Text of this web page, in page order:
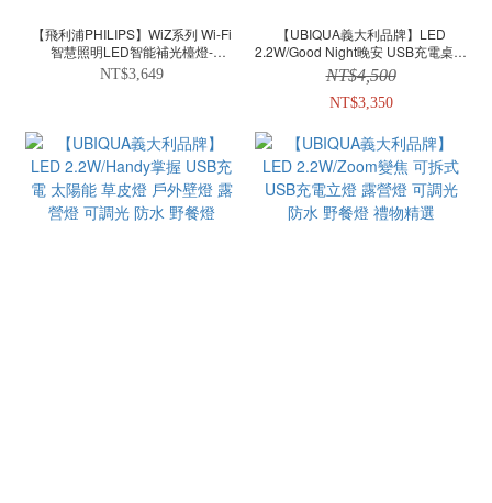
【飛利浦PHILIPS】WiZ系列 Wi-Fi
智慧照明LED智能補光檯燈-
PW020【實體門市保固二年】
NT$3,649
【UBIQUA義大利品牌】LED
2.2W/Good Night晚安 USB充電桌燈
舒眠夜燈 可調光 禮物精選
NT$4,500
NT$3,350